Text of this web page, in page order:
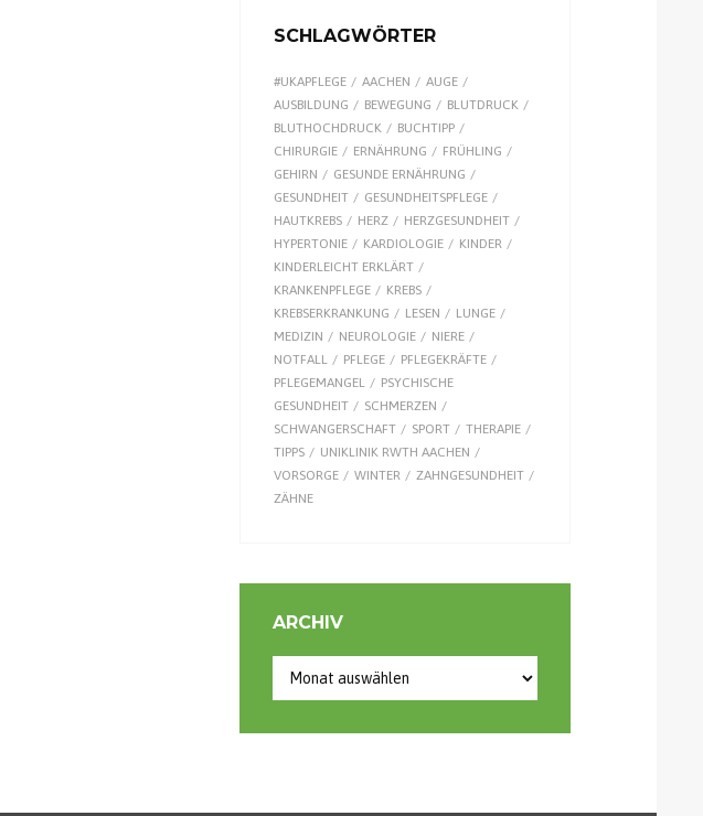
SCHLAGWÖRTER
#UKAPFLEGE AACHEN
AUGE
AUSBILDUNG
BEWEGUNG
BLUTDRUCK
BLUTHOCHDRUCK
BUCHTIPP
CHIRURGIE
ERNÄHRUNG
FRÜHLING
GEHIRN
GESUNDE ERNÄHRUNG
GESUNDHEIT
GESUNDHEITSPFLEGE
HAUTKREBS
HERZ
HERZGESUNDHEIT
HYPERTONIE
KARDIOLOGIE
KINDER
KINDERLEICHT ERKLÄRT
KRANKENPFLEGE
KREBS
KREBSERKRANKUNG
LESEN
LUNGE
MEDIZIN
NEUROLOGIE
NIERE
NOTFALL
PFLEGE
PFLEGEKRÄFTE
PFLEGEMANGEL
PSYCHISCHE
GESUNDHEIT
SCHMERZEN
SCHWANGERSCHAFT
SPORT
THERAPIE
TIPPS
UNIKLINIK RWTH AACHEN
VORSORGE
WINTER
ZAHNGESUNDHEIT
ZÄHNE
ARCHIV